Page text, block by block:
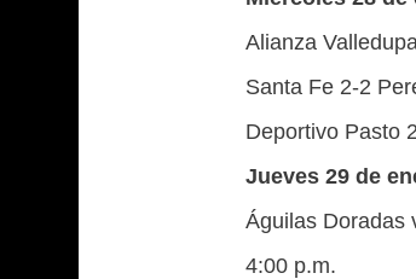
Alianza
Santa Fe 2-2
Deportivo Pasto
Jueves 29 de
Águilas Doradas
4:00 p.m.